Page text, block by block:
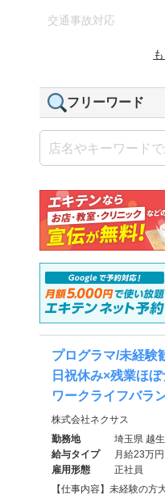
交通事故対応
フリーワード
プログラマ/未経験
日祝休み×残業ほぼ
ワークライフバラ
株式会社ネクサス
勤務地
埼玉県 越
給与タイプ
月給23万円
雇用形態
正社員
【仕事内容】未経験の方